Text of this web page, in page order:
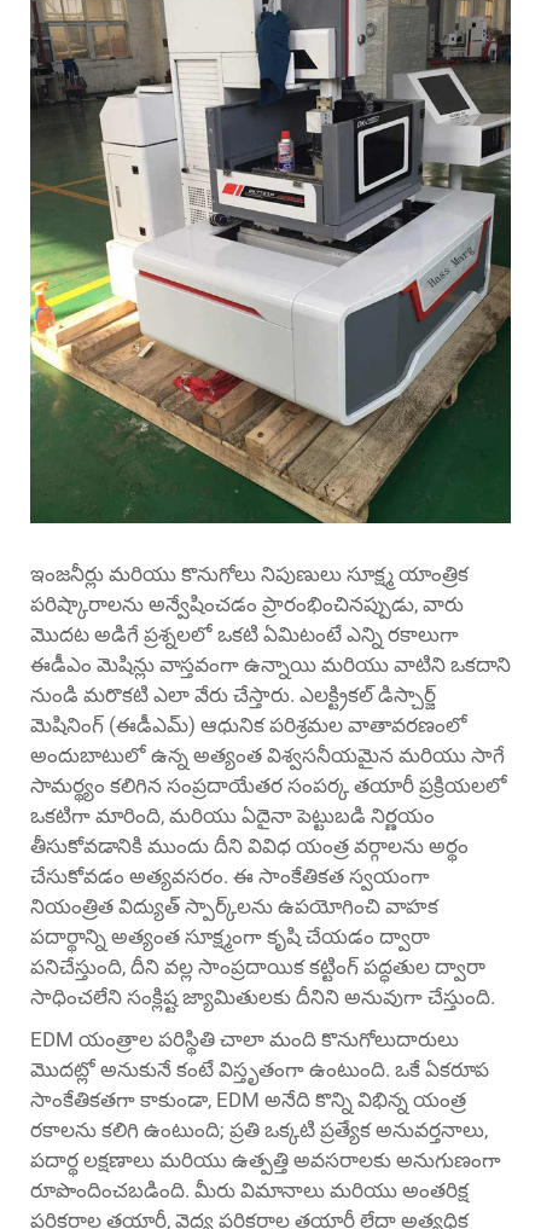
ఇంజనీర్లు మరియు కొనుగోలు నిపుణులు సూక్ష్మ యాంత్రిక
పరిష్కారాలను అన్వేషించడం ప్రారంభించినప్పుడు, వారు
మొదట అడిగే ప్రశ్నలలో ఒకటి ఏమిటంటే ఎన్ని రకాలుగా
ఈడీఎం మెషిన్లు వాస్తవంగా ఉన్నాయి మరియు వాటిని ఒకదాని
నుండి మరొకటి ఎలా వేరు చేస్తారు. ఎలక్ట్రికల్ డిస్చార్జ్
మెషినింగ్ (ఈడీఎమ్) ఆధునిక పరిశ్రమల వాతావరణంలో
అందుబాటులో ఉన్న అత్యంత విశ్వసనీయమైన మరియు సాగే
సామర్థ్యం కలిగిన సంప్రదాయేతర సంపర్క తయారీ ప్రక్రియలలో
ఒకటిగా మారింది, మరియు ఏదైనా పెట్టుబడి నిర్ణయం
తీసుకోవడానికి ముందు దీని వివిధ యంత్ర వర్గాలను అర్థం
చేసుకోవడం అత్యవసరం. ఈ సాంకేతికత స్వయంగా
నియంత్రిత విద్యుత్ స్పార్క్‌లను ఉపయోగించి వాహక
పదార్థాన్ని అత్యంత సూక్ష్మంగా కృషి చేయడం ద్వారా
పనిచేస్తుంది, దీని వల్ల సాంప్రదాయిక కట్టింగ్ పద్ధతుల ద్వారా
సాధించలేని సంక్లిష్ట జ్యామితులకు దీనిని అనువుగా చేస్తుంది.
EDM యంత్రాల పరిస్థితి చాలా మంది కొనుగోలుదారులు
మొదట్లో అనుకునే కంటే విస్తృతంగా ఉంటుంది. ఒకే ఏకరూప
సాంకేతికతగా కాకుండా, EDM అనేది కొన్ని విభిన్న యంత్ర
రకాలను కలిగి ఉంటుంది; ప్రతి ఒక్కటి ప్రత్యేక అనువర్తనాలు,
పదార్థ లక్షణాలు మరియు ఉత్పత్తి అవసరాలకు అనుగుణంగా
రూపొందించబడింది. మీరు విమానాలు మరియు అంతరిక్ష
పరికరాల తయారీ, వైద్య పరికరాల తయారీ లేదా అత్యధిక